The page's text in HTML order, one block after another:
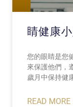
睛健康
您的眼睛是您
來保護他們，
歲月中保持健
READ MORE